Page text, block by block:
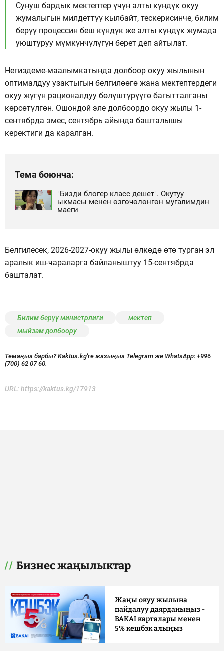
Сунуш бардык мектептер үчүн алты күндүк окуу
жумалыгын милдеттүү кылбайт, тескерисинче, билим
берүү процессин беш күндүк же алты күндүк жумада
уюштуруу мүмкүнчүлүгүн берет деп айтылат.
Негиздеме-маалымкатында долбоор окуу жылынын
оптималдуу узактыгын белгилөөгө жана мектептердеги
окуу жүгүн рационалдуу бөлүштүрүүгө багытталганы
көрсөтүлгөн. Ошондой эле долбоордо окуу жылы 1-
сентябрда эмес, сентябрь айында башталышы
керектиги да каралган.
Тема боюнча:
"Бизди блогер класс дешет". Окутуу
ыкмасы менен өзгөчөлөнгөн мугалимдин
маеги
Белгилесек, 2026-2027-окуу жылы өлкөдө өтө турган эл
аралык иш-чараларга байланыштуу 15-сентябрда
башталат.
Билим берүү министрлиги
мектеп
мыйзам долбоору
Темаңыз барбы? Kaktus.kg'ге жазыңыз Telegram же WhatsApp: +996
(700) 62 07 60.
URL: https://kaktus.kg/17913
Бизнес жаңылыктар
Жаңы окуу жылына
пайдалуу даярданыңыз -
BAKAI карталары менен
5% кешбэк алыңыз